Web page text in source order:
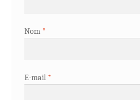
Nom *
E-mail *